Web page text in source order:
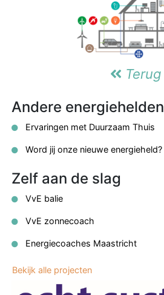
Terug
Andere energiehelden
Ervaringen met Duurzaam Thuis
Word jij onze nieuwe energieheld?
Zelf aan de slag
VvE balie
VvE zonnecoach
Energiecoaches Maastricht
Bekijk alle projecten